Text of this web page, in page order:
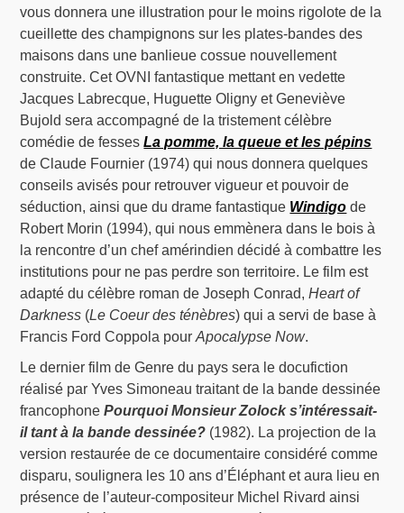
vous donnera une illustration pour le moins rigolote de la
cueillette des champignons sur les plates-bandes des
maisons dans une banlieue cossue nouvellement
construite. Cet OVNI fantastique mettant en vedette
Jacques Labrecque, Huguette Oligny et Geneviève
Bujold sera accompagné de la tristement célèbre
comédie de fessesLa pomme, la queue et les pépins
de Claude Fournier (1974) qui nous donnera quelques
conseils avisés pour retrouver vigueur et pouvoir de
séduction, ainsi que du drame fantastique Windigo de
Robert Morin (1994), qui nous emmènera dans le bois à
la rencontre d’un chef amérindien décidé à combattre les
institutions pour ne pas perdre son territoire. Le film est
adapté du célèbre roman de Joseph Conrad,Heart of
Darkness (Le Coeur des ténèbres) qui a servi de base à
Francis Ford Coppola pourApocalypse Now.
Le dernier film de Genre du pays sera le docufiction
réalisé par Yves Simoneau traitant de la bande dessinée
francophonePourquoi Monsieur Zolock s’intéressait-
il tant à la bande dessinée? (1982). La projection de la
version restaurée de ce documentaire considéré comme
disparu, soulignera les 10 ans d’Éléphant et aura lieu en
présence de l’auteur-compositeur Michel Rivard ainsi